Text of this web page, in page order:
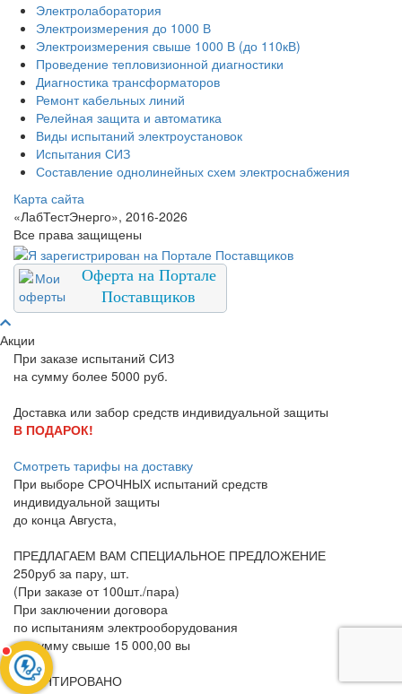
Электролаборатория
Электроизмерения до 1000 В
Электроизмерения свыше 1000 В (до 110кВ)
Проведение тепловизионной диагностики
Диагностика трансформаторов
Ремонт кабельных линий
Релейная защита и автоматика
Виды испытаний электроустановок
Испытания СИЗ
Составление однолинейных схем электроснабжения
Карта сайта
«ЛабТестЭнерго», 2016-2026
Все права защищены
Оферта на Портале
Поставщиков
Акции
При заказе испытаний СИЗ
на сумму более 5000 руб.
Доставка или забор средств индивидуальной защиты
В ПОДАРОК!
Смотреть тарифы на доставку
При выборе СРОЧНЫХ испытаний средств
индивидуальной защиты
до конца Августа,
ПРЕДЛАГАЕМ ВАМ СПЕЦИАЛЬНОЕ ПРЕДЛОЖЕНИЕ
250руб за пару, шт.
(При заказе от 100шт./пара)
При заключении договора
по испытаниям электрооборудования
на сумму свыше 15 000,00 вы
ГАРАНТИРОВАНО